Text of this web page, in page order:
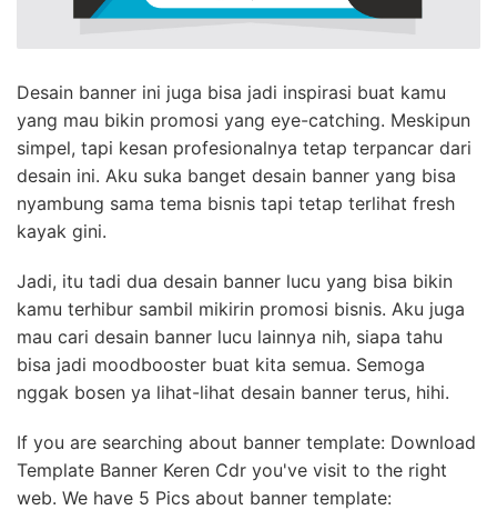
Desain banner ini juga bisa jadi inspirasi buat kamu
yang mau bikin promosi yang eye-catching. Meskipun
simpel, tapi kesan profesionalnya tetap terpancar dari
desain ini. Aku suka banget desain banner yang bisa
nyambung sama tema bisnis tapi tetap terlihat fresh
kayak gini.
Jadi, itu tadi dua desain banner lucu yang bisa bikin
kamu terhibur sambil mikirin promosi bisnis. Aku juga
mau cari desain banner lucu lainnya nih, siapa tahu
bisa jadi moodbooster buat kita semua. Semoga
nggak bosen ya lihat-lihat desain banner terus, hihi.
If you are searching about banner template: Download
Template Banner Keren Cdr you've visit to the right
web. We have 5 Pics about banner template: